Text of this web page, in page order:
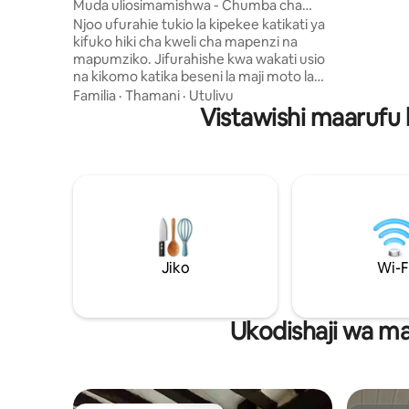
Muda uliosimamishwa - Chumba cha
Upendo na Sinema
Njoo ufurahie tukio la kipekee katikati ya
kifuko hiki cha kweli cha mapenzi na
mapumziko. Jifurahishe kwa wakati usio
na kikomo katika beseni la maji moto la
kujitegemea au bomba la mvua la watu
wawili, linalofaa kwa mapumziko ya
kustarehesha kwa watu wawili. Endelea
kwenye kitanda kikubwa chenye
matandiko ya kifahari. Njoo ufurahie
tukio la kipekee, kati ya ustawi, shauku na
mapumziko. ✨
Familia · Thamani · Utulivu
utulivu.
Vistawishi maarufu
Jiko Wi-
Ukodishaji wa